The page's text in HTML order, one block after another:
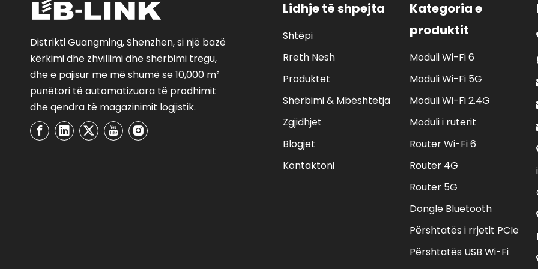
Distrikti Guangming, Shenzhen, si një bazë
kërkimi dhe zhvillimi dhe shërbimi tregu,
dhe e pajisur me më shumë se 10,000 m²
punëtori të automatizuara të prodhimit
dhe qendra të magazinimit logjistik.
Lidhje të shpejta
Shtëpi
Rreth Nesh
Produktet
Shërbimi & Mbështetja
Zgjidhjet
Blogjet
Kontaktoni
Kategoria e
produktit
Moduli Wi-Fi 6
Moduli Wi-Fi 5G
Moduli Wi-Fi 2.4G
Moduli i ruterit
Router Wi-Fi 6
Router 4G
Router 5G
Dongle Bluetooth
Përshtatës i rrjetit PCIe
Përshtatës USB Wi-Fi